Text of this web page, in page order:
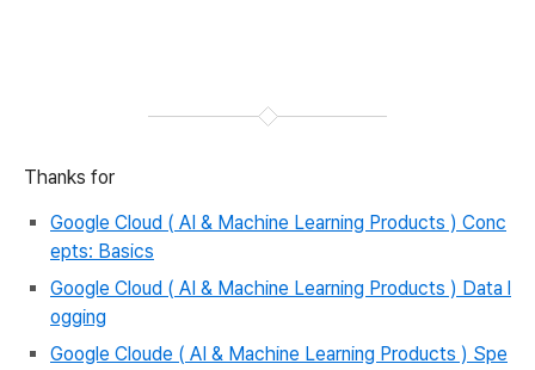
Thanks for
Google Cloud ( AI & Machine Learning Products ) Conc
epts: Basics
Google Cloud ( AI & Machine Learning Products ) Data l
ogging
Google Cloude ( AI & Machine Learning Products ) Spe